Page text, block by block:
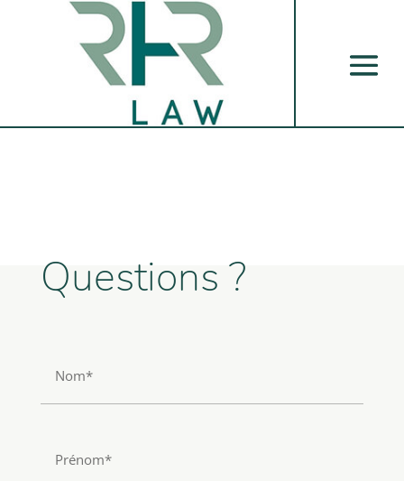
Questions ?